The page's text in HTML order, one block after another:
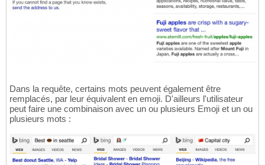
Dans la requête, certains mots peuvent également être
remplacés, par leur équivalent en emoji. D'ailleurs l'utilisateur
peut faire une combinaison avec un ou plusieurs Emoji et un ou
plusieurs mots :